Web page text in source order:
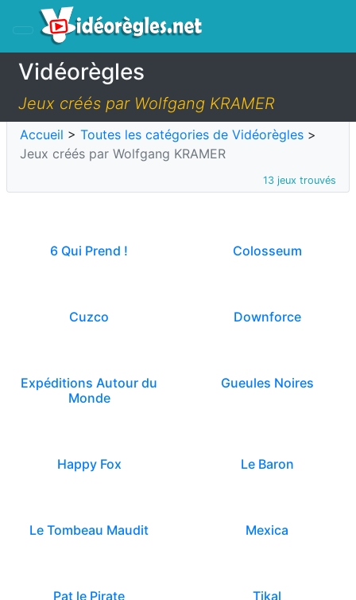
Vidéorègles
Jeux créés par Wolfgang KRAMER
Accueil > Toutes les catégories de Vidéorègles >
Jeux créés par Wolfgang KRAMER
13 jeux trouvés
6 Qui Prend ! Colosseum
Cuzco Downforce
Expéditions Autour du
Monde
Gueules Noires
Happy Fox Le Baron
Le Tombeau Maudit Mexica
Pat le Pirate Tikal